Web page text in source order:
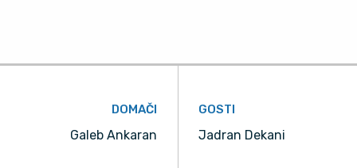
DOMAČI
Galeb Ankaran
GOSTI
Jadran Dekani